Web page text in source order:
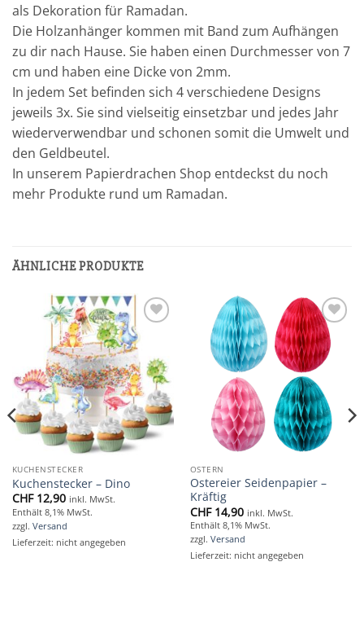
als Dekoration für Ramadan.
Die Holzanhänger kommen mit Band zum Aufhängen
zu dir nach Hause. Sie haben einen Durchmesser von 7
cm und haben eine Dicke von 2mm.
In jedem Set befinden sich 4 verschiedene Designs
jeweils 3x. Sie sind vielseitig einsetzbar und jedes Jahr
wiederverwendbar und schonen somit die Umwelt und
den Geldbeutel.
In unserem Papierdrachen Shop entdeckst du noch
mehr Produkte rund um Ramadan.
ÄHNLICHE PRODUKTE
Add to
wishlist
KUCHENSTECKER
Kuchenstecker – Dino
CHF12,90 inkl. MwSt.
Enthält 8,1% MwSt.
zzgl. Versand
Lieferzeit: nicht angegeben
Add to
wishlist
OSTERN
Ostereier Seidenpapier –
Kräftig
CHF14,90 inkl. MwSt.
Enthält 8,1% MwSt.
zzgl. Versand
Lieferzeit: nicht angegeben